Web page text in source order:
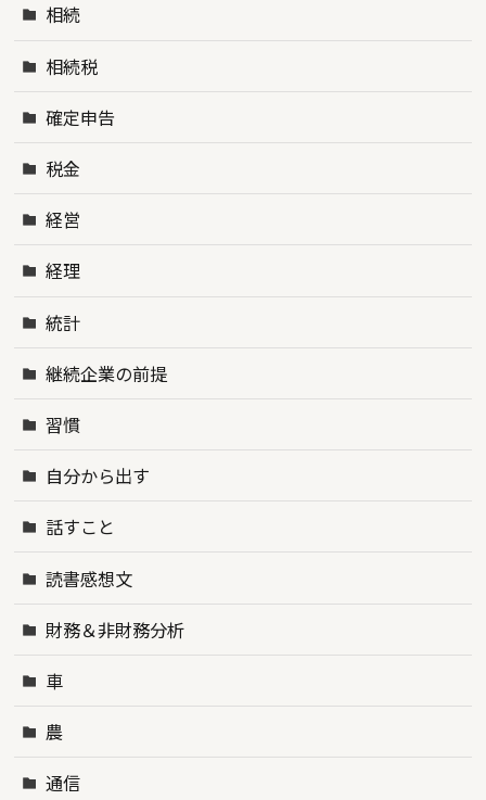
相続
相続税
確定申告
税金
経営
経理
統計
継続企業の前提
習慣
自分から出す
話すこと
読書感想文
財務＆非財務分析
車
農
通信